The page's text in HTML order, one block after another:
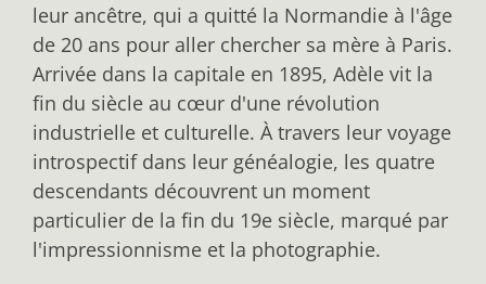
leur ancêtre, qui a quitté la Normandie à l'âge
de 20 ans pour aller chercher sa mère à Paris.
Arrivée dans la capitale en 1895, Adèle vit la
fin du siècle au cœur d'une révolution
industrielle et culturelle. À travers leur voyage
introspectif dans leur généalogie, les quatre
descendants découvrent un moment
particulier de la fin du 19e siècle, marqué par
l'impressionnisme et la photographie.